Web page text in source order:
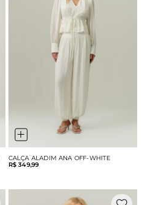
CALÇA ALADIM ANA OFF-WHITE
R$ 349,99